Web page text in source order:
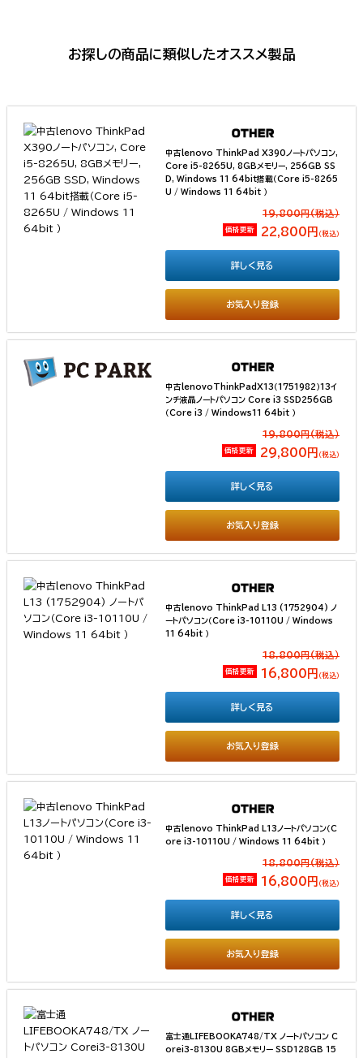
お探しの商品に類似したオススメ製品
中古lenovo ThinkPad X390ノートパソコン,
Core i5-8265U, 8GBメモリー, 256GB SS
D, Windows 11 64bit搭載（Core i5-8265
U / Windows 11 64bit ）
19,800円(税込）
価格更新 22,800円 （税込）
お気入り登録
詳しく見る
中古lenovoThinkPadX13（1751982）13イ
ンチ液晶ノートパソコン Core i3 SSD256GB
（Core i3 / Windows11 64bit ）
19,800円(税込）
価格更新 29,800円 （税込）
お気入り登録
詳しく見る
中古lenovo ThinkPad L13 (1752904) ノ
ートパソコン（Core i3-10110U / Windows
11 64bit ）
18,800円(税込）
価格更新 16,800円 （税込）
お気入り登録
詳しく見る
中古lenovo ThinkPad L13ノートパソコン（C
ore i3-10110U / Windows 11 64bit ）
18,800円(税込）
価格更新 16,800円 （税込）
お気入り登録
詳しく見る
富士通LIFEBOOKA748/TX ノートパソコン C
orei3-8130U 8GBメモリー SSD128GB 15